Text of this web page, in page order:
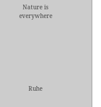
Nature is
everywhere
Ruhe